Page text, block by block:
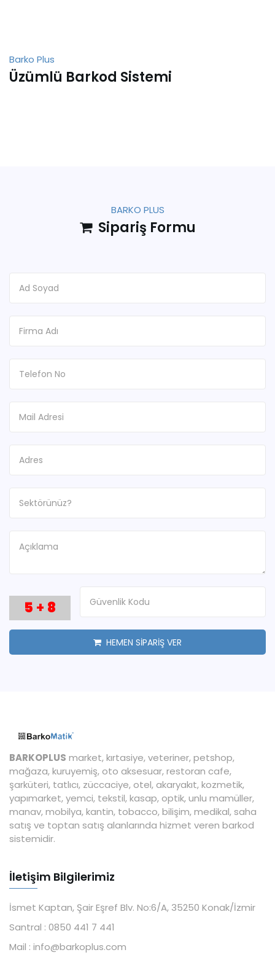
Barko Plus
Üzümlü Barkod Sistemi
BARKO PLUS
Sipariş Formu
5 + 8
HEMEN SİPARİŞ VER
BARKOPLUS market, kırtasiye, veteriner, petshop,
mağaza, kuruyemiş, oto aksesuar, restoran cafe,
şarküteri, tatlıcı, züccaciye, otel, akaryakıt, kozmetik,
yapımarket, yemci, tekstil, kasap, optik, unlu mamüller,
manav, mobilya, kantin, tobacco, bilişim, medikal, saha
satış ve toptan satış alanlarında hizmet veren barkod
sistemidir.
İletişim Bilgilerimiz
İsmet Kaptan, Şair Eşref Blv. No:6/A, 35250 Konak/İzmir
Santral : 0850 441 7 441
Mail : info@barkoplus.com